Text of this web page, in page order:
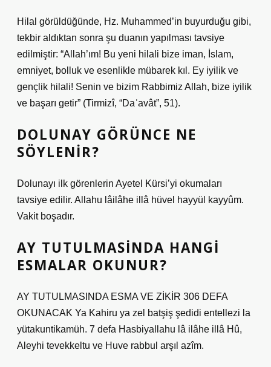
Hilal görüldüğünde, Hz. Muhammed’in buyurduğu gibi,
tekbir aldıktan sonra şu duanın yapılması tavsiye
edilmiştir: “Allah’ım! Bu yeni hilali bize iman, İslam,
emniyet, bolluk ve esenlikle mübarek kıl. Ey iyilik ve
gençlik hilali! Senin ve bizim Rabbimiz Allah, bize iyilik
ve başarı getir” (Tirmizî, “Daʿavât”, 51).
DOLUNAY GÖRÜNCE NE
SÖYLENIR?
Dolunayı ilk görenlerin Ayetel Kürsi’yi okumaları
tavsiye edilir. Allahu lâilâhe illâ hüvel hayyül kayyûm.
Vakit boşadır.
AY TUTULMASINDA HANGI
ESMALAR OKUNUR?
AY TUTULMASINDA ESMA VE ZİKİR 306 DEFA
OKUNACAK Ya Kahiru ya zel batşiş şedidi entellezi la
yütakuntikamüh. 7 defa Hasbiyallahu lâ ilâhe illâ Hû,
Aleyhi tevekkeltu ve Huve rabbul arşıl azîm.